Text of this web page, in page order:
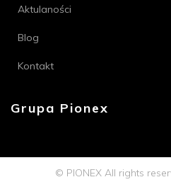
Aktulaności
Blog
Kontakt
Grupa Pionex
Chemia Bielsko
Profi PSB© PIONEX All rights